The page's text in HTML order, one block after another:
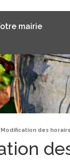
mairie
Modification des